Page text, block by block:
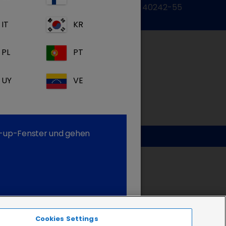
Zum Kontaktformular Tel.: 05572 / 40242-55
IT KR
PL PT
UY VE
up-Fenster und gehen
Cookies Settings